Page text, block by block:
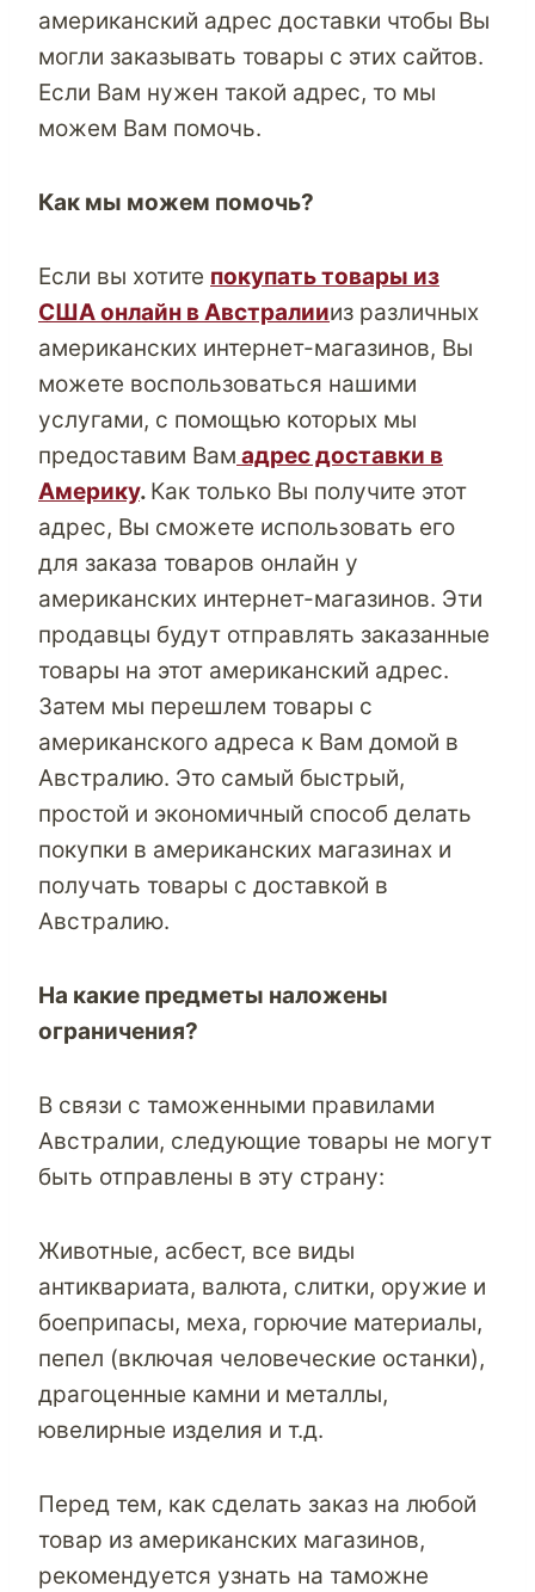
американский адрес доставки чтобы Вы
могли заказывать товары с этих сайтов.
Если Вам нужен такой адрес, то мы
можем Вам помочь.
Как мы можем помочь?
Если вы хотите покупать товары из
США онлайн в Австралиииз различных
американских интернет-магазинов, Вы
можете воспользоваться нашими
услугами, с помощью которых мы
предоставим Вам адрес доставки в
Америку. Как только Вы получите этот
адрес, Вы сможете использовать его
для заказа товаров онлайн у
американских интернет-магазинов. Эти
продавцы будут отправлять заказанные
товары на этот американский адрес.
Затем мы перешлем товары с
американского адреса к Вам домой в
Австралию. Это самый быстрый,
простой и экономичный способ делать
покупки в американских магазинах и
получать товары с доставкой в
Австралию.
На какие предметы наложены
ограничения?
В связи с таможенными правилами
Австралии, следующие товары не могут
быть отправлены в эту страну:
Животные, асбест, все виды
антиквариата, валюта, слитки, оружие и
боеприпасы, меха, горючие материалы,
пепел (включая человеческие останки),
драгоценные камни и металлы,
ювелирные изделия и т.д.
Перед тем, как сделать заказ на любой
товар из американских магазинов,
рекомендуется узнать на таможне